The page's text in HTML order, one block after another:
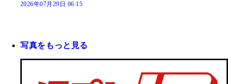
2026年07月29日 06:15
写真をもっと見る